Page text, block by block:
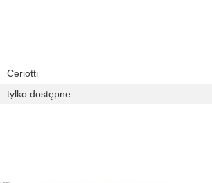
Ceriotti
tylko dostępne